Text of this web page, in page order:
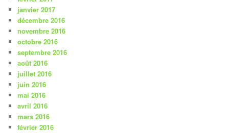
janvier 2017
décembre 2016
novembre 2016
octobre 2016
septembre 2016
août 2016
juillet 2016
juin 2016
mai 2016
avril 2016
mars 2016
février 2016